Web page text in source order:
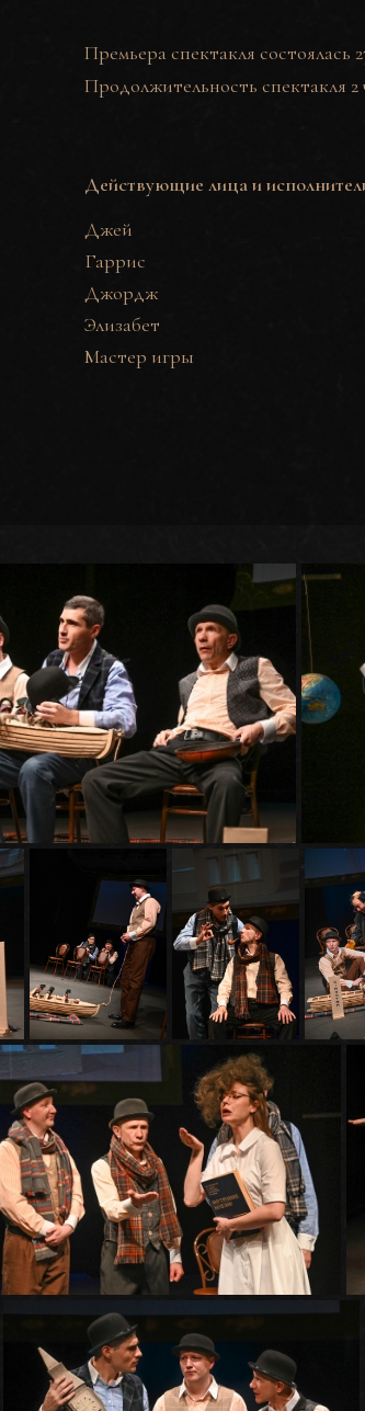
Премьера спектакля состоялась
Продолжительность спектакля 2
Действующие лица и
Джей
Гаррис
Джордж
Элизабет
Мастер игры